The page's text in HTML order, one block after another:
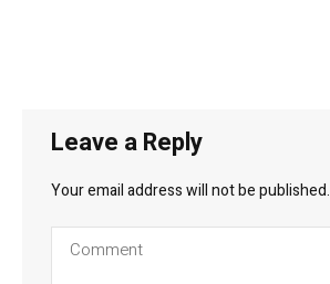
Leave a Reply
Your email address will not be published.